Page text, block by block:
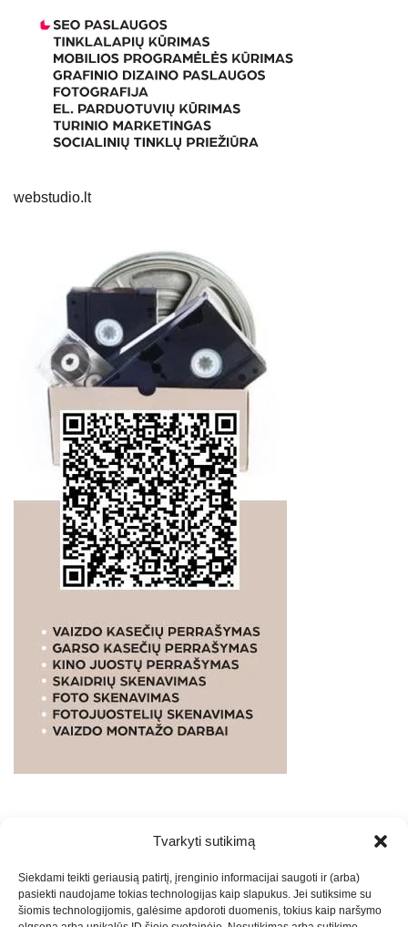
Tvarkyti sutikimą
Siekdami teikti geriausią patirtį, įrenginio informacijai saugoti ir (arba)
pasiekti naudojame tokias technologijas kaip slapukus. Jei sutiksime su
šiomis technologijomis, galėsime apdoroti duomenis, tokius kaip naršymo
webstudio.lt
PASLAUGOS. SEO tekstų rašymas, turinio kūrimas,
straipsnių rašymas ir talpinimas į mūsų valdomas